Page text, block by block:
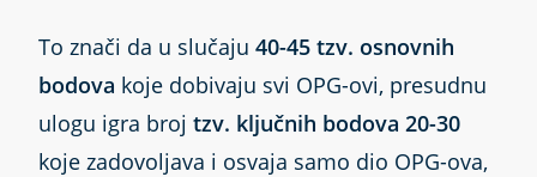
To znači da u slučaju40-45 tzv. osnovnih
bodova koje dobivaju svi OPG-ovi, presudnu
ulogu igra brojtzv. ključnih bodova 20-30
koje zadovoljava i osvaja samo dio OPG-ova,